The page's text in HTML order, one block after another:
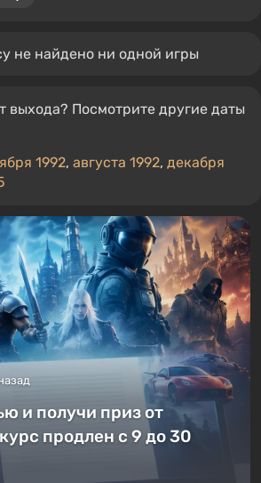
не найдено ни одной игры
выхода? Посмотрите другие даты
1992, августа 1992, декабря
и получи приз от
продлен с 9 до 30